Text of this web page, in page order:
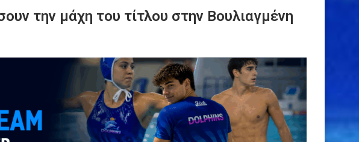
την μάχη του τίτλου στην Βουλιαγμένη